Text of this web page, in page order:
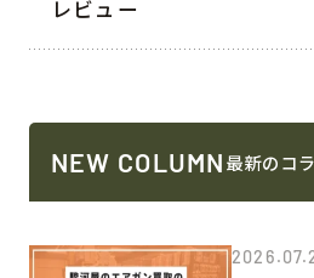
レビュー
NEW COLUMN最新のコ